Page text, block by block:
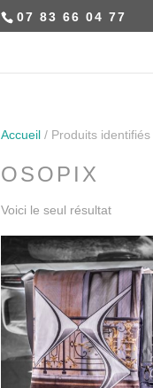
07 83 66 04 77
Accueil / Produits identifiés
OSOPIX
Voici le seul résultat